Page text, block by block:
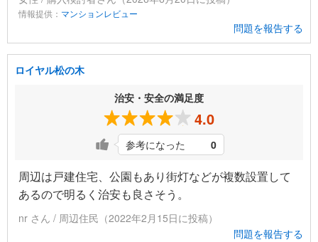
情報提供： マンションレビュー
問題を報告する
ロイヤル松の木
治安・安全の満足度
4.0
参考になった 0
周辺は戸建住宅、公園もあり街灯などが複数設置して
あるので明るく治安も良さそう。
nr さん / 周辺住民（2022年2月15日に投稿）
問題を報告する